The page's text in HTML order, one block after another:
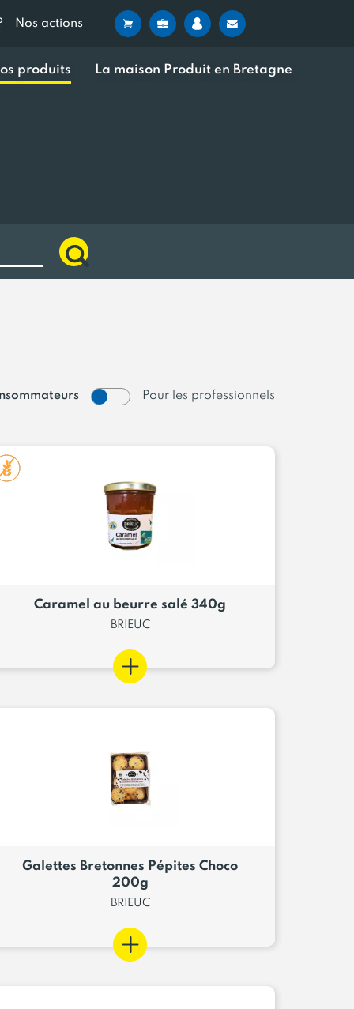
Nos actions
produits La maison Produit en Bretagne
Pour les professionnels
Caramel au beurre salé 340g
BRIEUC
Galettes Bretonnes Pépites Choco
200g
BRIEUC